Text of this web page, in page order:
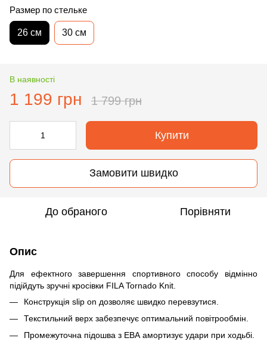
Размер по стельке
26 см 30 см
В наявності
1 199 грн 1 799 грн
Купити
Замовити швидко
До обраного Порівняти
Опис
Для ефектного завершення спортивного способу відмінно
підійдуть зручні кросівки FILA Tornado Knit.
Конструкція slip on дозволяє швидко перевзутися.
Текстильний верх забезпечує оптимальний повітрообмін.
Промежуточна підошва з ЕВА амортизує удари при ходьбі.